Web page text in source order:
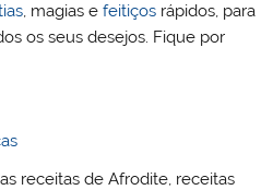
, magias efeitiços rápidos, para
os seus desejos. Fique por
receitas de Afrodite, receitas